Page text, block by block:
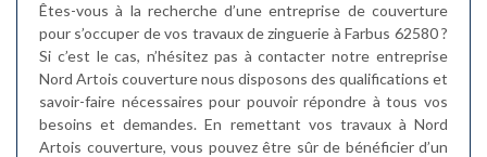
Êtes-vous à la recherche d’une entreprise de couverture
pour s’occuper de vos travaux de zinguerie à Farbus 62580 ?
Si c’est le cas, n’hésitez pas à contacter notre entreprise
Nord Artois couverture nous disposons des qualifications et
savoir-faire nécessaires pour pouvoir répondre à tous vos
besoins et demandes. En remettant vos travaux à Nord
Artois couverture, vous pouvez être sûr de bénéficier d’un